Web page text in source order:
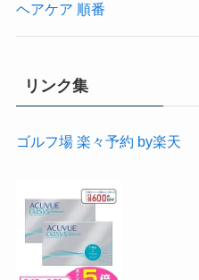
ヘアケア 順番
リンク集
ゴルフ場 楽々予約 by楽天